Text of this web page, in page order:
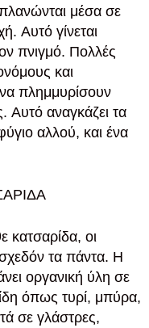
μέσα σε
Αυτό γίνεται
πνιγμό. Πολλές
και
πλημμυρίσουν
Αυτό αναγκάζει τα
αλλού, και ένα
κατσαρίδα, οι
τα πάντα. Η
οργανική ύλη σε
όπως τυρί, μπύρα,
σε γλάστρες,